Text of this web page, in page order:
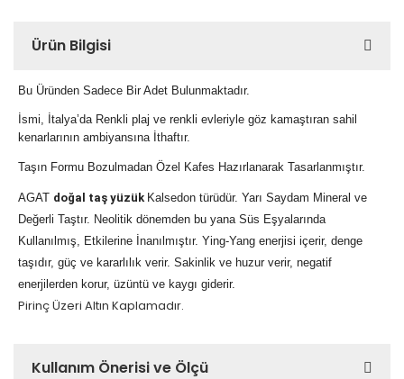
Ürün Bilgisi
Bu Üründen Sadece Bir Adet Bulunmaktadır.
İsmi, İtalya’da Renkli plaj ve renkli evleriyle göz kamaştıran sahil
kenarlarının ambiyansına İthaftır.
Taşın Formu Bozulmadan Özel Kafes Hazırlanarak Tasarlanmıştır.
AGAT doğal taş yüzük Kalsedon türüdür. Yarı Saydam Mineral ve
Değerli Taştır. Neolitik dönemden bu yana Süs Eşyalarında
Kullanılmış, Etkilerine İnanılmıştır. Ying-Yang enerjisi içerir, denge
taşıdır, güç ve kararlılık verir. Sakinlik ve huzur verir, negatif
enerjilerden korur, üzüntü ve kaygı giderir.
Pirinç Üzeri Altın Kaplamadır.
Kullanım Önerisi ve Ölçü